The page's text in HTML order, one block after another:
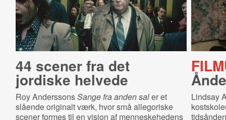
44 scener fra det
jordiske helvede
Roy AnderssonsSange fra anden saler et
slående originalt værk, hvor små allegoriske
scener formes til en vision af menneskehedens
Lindsay